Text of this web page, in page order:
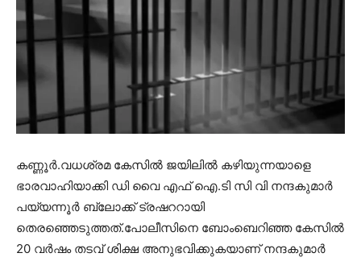
കണ്ണൂര്‍.വധശ്രമ കേസിൽ ജയിലിൽ കഴിയുന്നയാളെ
ഭാരവാഹിയാക്കി ഡി വൈ എഫ് ഐ.ടി സി വി നന്ദകുമാർ
പയ്യന്നൂർ ബ്ലോക്ക് ട്രഷററായി
തെരഞ്ഞെടുത്തത്.പോലീസിനെ ബോംബെറിഞ്ഞ കേസിൽ
20 വർഷം തടവ് ശിക്ഷ അനുഭവിക്കുകയാണ് നന്ദകുമാർ